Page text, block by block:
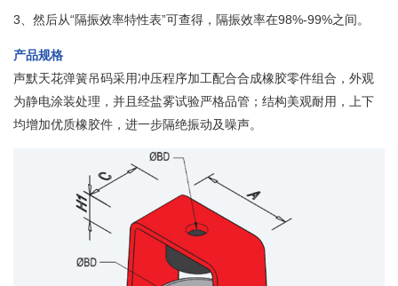
3、然后从“隔振效率特性表”可查得，隔振效率在98%-99%之间。
产品规格
声默天花弹簧吊码采用冲压程序加工配合合成橡胶零件组合，外观
为静电涂装处理，并且经盐雾试验严格品管；结构美观耐用，上下
均增加优质橡胶件，进一步隔绝振动及噪声。